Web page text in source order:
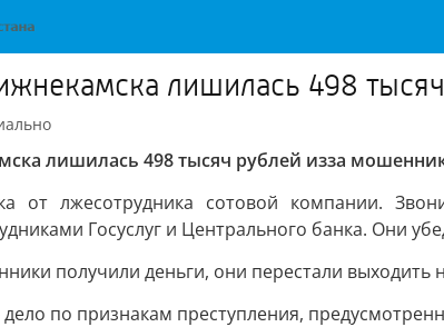
лишилась 498
лишилась 498 тысяч рублей изза
от лжесотрудника сотовой компании.
Госуслуг и Центрального банка. Они
получили деньги, они перестали выходить
по признакам преступления,